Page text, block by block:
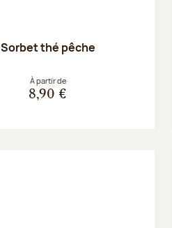
Sorbet thé pêche
À partir de
8,90 €